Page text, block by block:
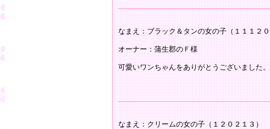
なまえ：ブラック＆タンの女の子（１１１２
オーナー：蒲生郡のＦ様
可愛いワンちゃんをありがとうございました。
なまえ：クリームの女の子（１２０２１３）